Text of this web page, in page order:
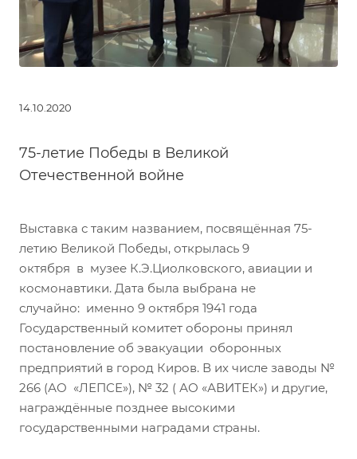
14.10.2020
75-летие Победы в Великой
Отечественной войне
Выставка с таким названием, посвящённая 75-
летию Великой Победы, открылась 9
октября в музее К.Э.Циолковского, авиации и
космонавтики. Дата была выбрана не
случайно: именно 9 октября 1941 года
Государственный комитет обороны принял
постановление об эвакуации оборонных
предприятий в город Киров. В их числе заводы №
266 (АО «ЛЕПСЕ»), № 32 ( АО «АВИТЕК») и другие,
награждённые позднее высокими
государственными наградами страны.